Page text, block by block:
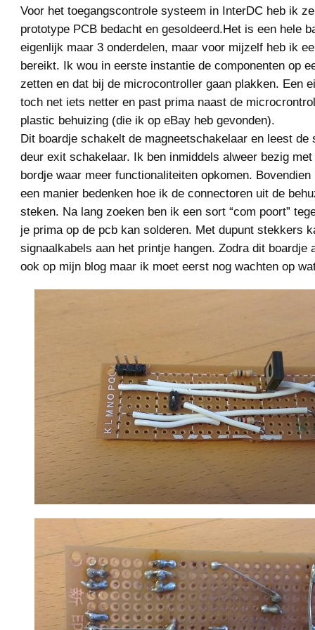
Voor het toegangscontrole systeem in InterDC heb ik
prototype PCB bedacht en gesoldeerd.Het is een hele
eigenlijk maar 3 onderdelen, maar voor mijzelf heb ik
bereikt. Ik wou in eerste instantie de componenten op
zetten en dat bij de microcontroller gaan plakken. Een
toch net iets netter en past prima naast de
plastic behuizing (die ik op eBay heb gevonden).
Dit boardje schakelt de magneetschakelaar en leest de
deur exit schakelaar. Ik ben inmiddels alweer bezig
bordje waar meer functionaliteiten opkomen.
een manier bedenken hoe ik de connectoren uit de
steken. Na lang zoeken ben ik een sort “com poort”
je prima op de pcb kan solderen. Met dupunt stekkers
signaalkabels aan het printje hangen. Zodra dit boardje
ook op mijn blog maar ik moet eerst nog wachten op